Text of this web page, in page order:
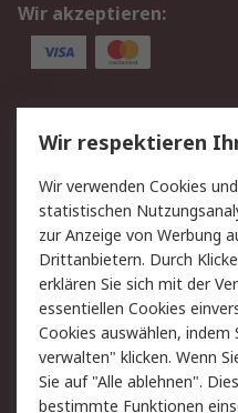
Wir akzeptieren:
Service
Value Added Services
Rücksendungen
Hilfe
Rechtliches
AGB
Cookie-Richtlinie
Copyright/Impressum
Wir respektieren
Wir verwenden Cookies
statistischen
zur Anzeige von Werbung
Drittanbietern. Durch
erklären Sie sich mit der
essentiellen Cookies
Cookies auswählen, indem
verwalten" klicken. Wenn
Sie auf "Alle ablehnen".
bestimmte Funktionen